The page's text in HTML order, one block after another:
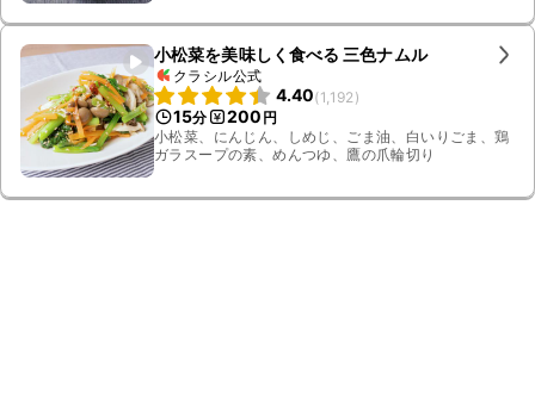
小松菜を美味しく食べる 三色ナムル
クラシル公式
4.40(1,192 )
15分 200 円
小松菜、にんじん、しめじ、ごま油、白いりごま、鶏
ガラスープの素、めんつゆ、鷹の爪輪切り